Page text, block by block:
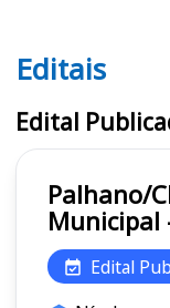
Editais
Editais
Edital
Palhano/CE
Municipal
Edital